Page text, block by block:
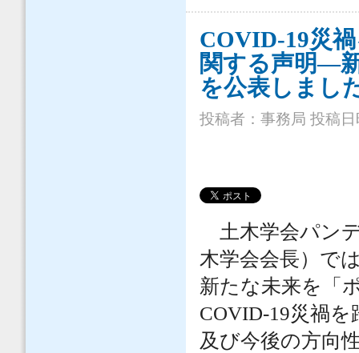
COVID-19災
関する声明—
を公表しまし
投稿者： 事務局 投稿日
土木学会パン
木学会会長）で
新たな未来を「
COVID-19災禍
及び今後の方向